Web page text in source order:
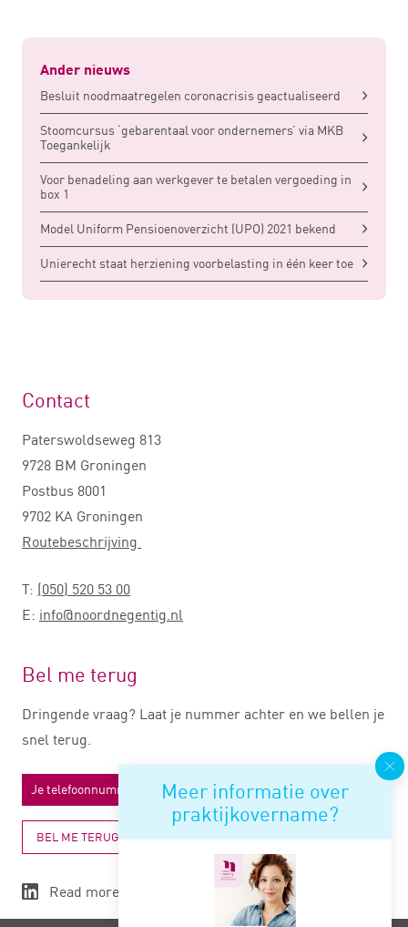
Ander nieuws
Besluit noodmaatregelen coronacrisis geactualiseerd
Stoomcursus ‘gebarentaal voor ondernemers’ via MKB
Toegankelijk
Voor benadeling aan werkgever te betalen vergoeding in
box 1
Model Uniform Pensioenoverzicht (UPO) 2021 bekend
Unierecht staat herziening voorbelasting in één keer toe
Meer informatie over
praktijkovername?
Contact
Paterswoldseweg 813
9728 BM Groningen
Postbus 8001
9702 KA Groningen
Routebeschrijving
T: (050) 520 53 00
E: info@noordnegentig.nl
Bel me terug
Dringende vraag? Laat je nummer achter en we bellen je
snel terug.
BEL ME TERUG
Read more